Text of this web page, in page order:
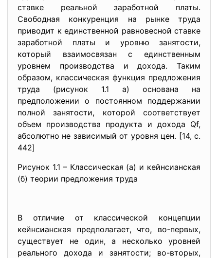
ставке реальной заработной платы.
Свободная конкуренция на рынке труда
приводит к единственной равновесной ставке
заработной платы и уровню занятости,
который взаимосвязан с единственным
уровнем производства и дохода. Таким
образом, классическая функция предложения
труда (рисунок 1.1 а) основана на
предположении о постоянном поддержании
полной занятости, которой соответствует
объем производства продукта и дохода Qf,
абсолютно не зависимый от уровня цен. [14, c.
442]
Рисунок 1.1 – Классическая (а) и кейнсианская
(б) теории предложения труда
В отличие от классической концепции
кейнсианская предполагает, что, во-первых,
существует не один, а несколько уровней
реального дохода и занятости; во-вторых,